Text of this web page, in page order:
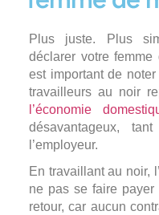
Plus juste. Plus
déclarer votre femme
est important de
travailleurs au noir
l’économie
désavantageux,
l’employeur.
En travaillant au noir,
ne pas se faire
retour, car aucun